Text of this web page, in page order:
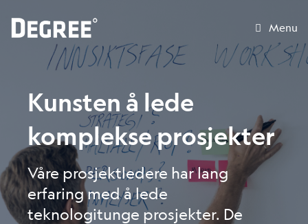
Menu
Kunsten å lede
komplekse prosjekter
Våre prosjektledere har lang
erfaring med å lede
teknologitunge prosjekter. De